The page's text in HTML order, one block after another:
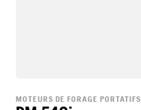
MOTEURS DE FORAGE PORTATIFS